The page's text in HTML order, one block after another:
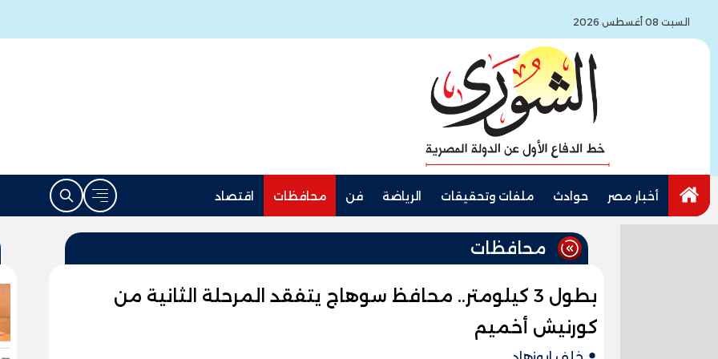
السبت 08 أغسطس 2026
أخبار مصر حوادث ملفات وتحقيقات الرياضة فن محافظات اقتصاد
محافظات
بطول 3 كيلومتر.. محافظ سوهاج يتفقد المرحلة الثانية من
كورنيش أخميم